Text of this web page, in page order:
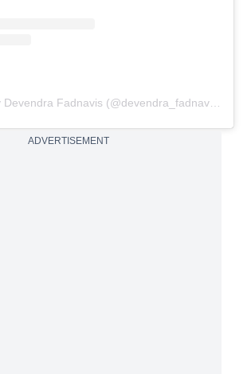
ADVERTISEMENT